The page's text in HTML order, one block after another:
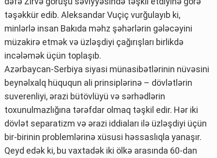
təşəkkür edib. Aleksandar Vuçiç vurğulayıb ki,
minlərlə insan Bakıda məhz şəhərlərin gələcəyini
müzakirə etmək və üzləşdiyi çağırışları birlikdə
incələmək üçün toplaşıb.
Azərbaycan-Serbiya siyasi münasibətlərinin nüvəsini
beynəlxalq hüququn ali prinsiplərinə – dövlətlərin
suverenliyi, ərazi bütövlüyü və sərhədlərin
toxunulmazlığına tərəfdar olmaq təşkil edir. Hər iki
dövlət separatizm və ərazi iddiaları ilə üzləşdiyi üçün
bir-birinin problemlərinə xüsusi həssaslıqla yanaşır.
Qeyd edək ki, bu vaxtadək iki ölkə arasında 60-dan